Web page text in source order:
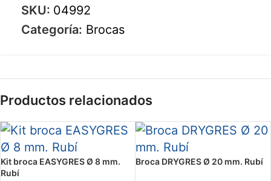
SKU: 04992
Categoría: Brocas
Productos relacionados
Kit broca EASYGRES Ø 8 mm.
Rubí
Broca DRYGRES Ø 20 mm. Rubí